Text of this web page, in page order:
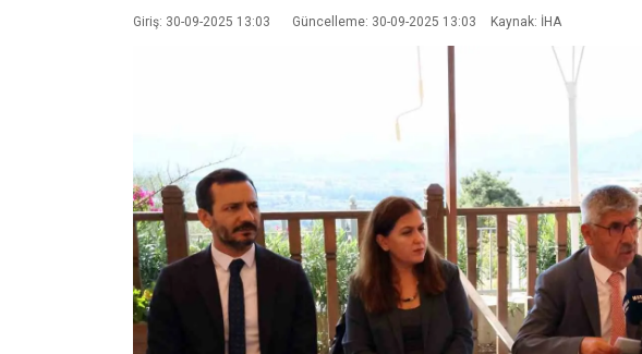
Giriş: 30-09-2025 13:03 Güncelleme: 30-09-2025 13:03 Kaynak: İHA